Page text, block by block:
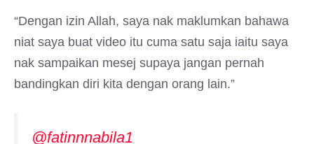
“Dengan izin Allah, saya nak maklumkan bahawa
niat saya buat video itu cuma satu saja iaitu saya
nak sampaikan mesej supaya jangan pernah
bandingkan diri kita dengan orang lain.”
@fatinnnabila1